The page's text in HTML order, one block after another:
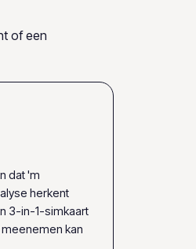
of een
dat 'm
herkent
3-in-1-simkaart
kan